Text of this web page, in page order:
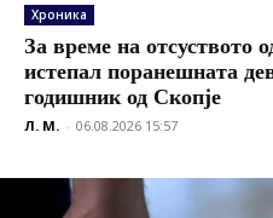
Хроника
За време на отсуството
истепал поранешната
годишник од Скопје
Л. М. - 06.08.2026 15:57